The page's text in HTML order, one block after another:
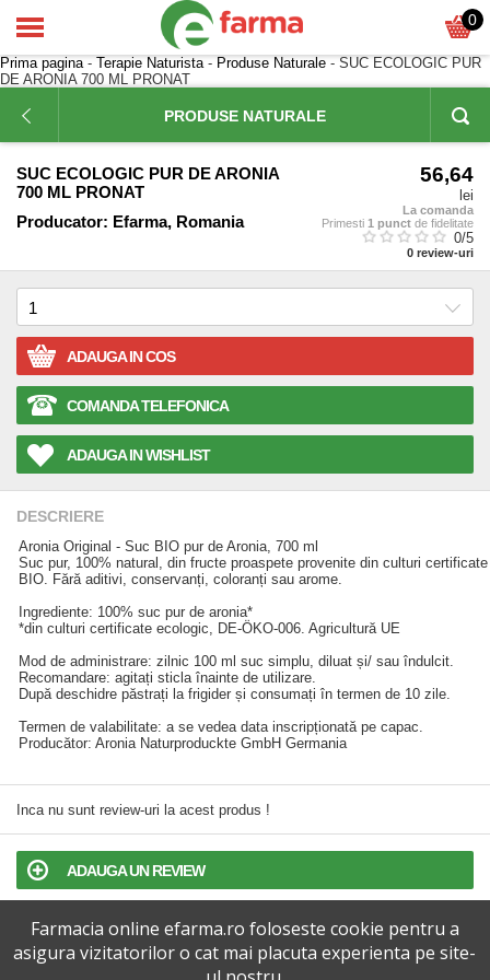
0
Prima pagina- Terapie Naturista- Produse Naturale - SUC ECOLOGIC PUR
DE ARONIA 700 ML PRONAT
PRODUSE NATURALE
SUC ECOLOGIC PUR DE ARONIA
700 ML PRONAT
Producator: Efarma, Romania
56,64
lei
La comanda
Primesti 1 punct de fidelitate
0/5
0 review-uri
ADAUGA IN COS
COMANDA TELEFONICA
ADAUGA IN WISHLIST
DESCRIERE
Aronia Original - Suc BIO pur de Aronia, 700 ml
Suc pur, 100% natural, din fructe proaspete provenite din culturi certificate
BIO. Fără aditivi, conservanți, coloranți sau arome.
Ingrediente: 100% suc pur de aronia*
*din culturi certificate ecologic, DE-ÖKO-006. Agricultură UE
Mod de administrare: zilnic 100 ml suc simplu, diluat și/ sau îndulcit.
Recomandare: agitați sticla înainte de utilizare.
După deschidre păstrați la frigider și consumați în termen de 10 zile.
Termen de valabilitate: a se vedea data inscripționată pe capac.
Producător: Aronia Naturproduckte GmbH Germania
Inca nu sunt review-uri la acest produs !
ADAUGA UN REVIEW
TERMENI SI CONDITII
Farmacia online efarma.ro foloseste cookie pentru a
asigura vizitatorilor o cat mai placuta experienta pe site-